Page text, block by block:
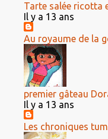
Tarte salée ricotta
Il y a 13 ans
Au royaume de la
premier gâteau
Il y a 13 ans
Les chroniques